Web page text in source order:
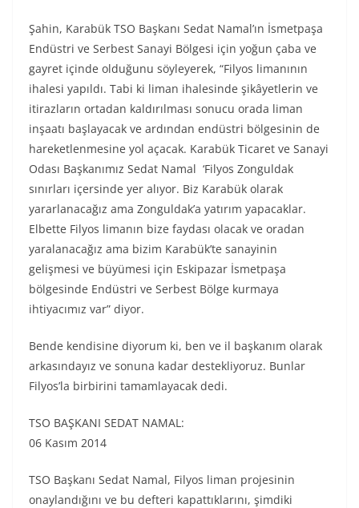
Şahin, Karabük TSO Başkanı Sedat Namal’ın İsmetpaşa
Endüstri ve Serbest Sanayi Bölgesi için yoğun çaba ve
gayret içinde olduğunu söyleyerek, “Filyos limanının
ihalesi yapıldı. Tabi ki liman ihalesinde şikâyetlerin ve
itirazların ortadan kaldırılması sonucu orada liman
inşaatı başlayacak ve ardından endüstri bölgesinin de
hareketlenmesine yol açacak. Karabük Ticaret ve Sanayi
Odası Başkanımız Sedat Namal ‘Filyos Zonguldak
sınırları içersinde yer alıyor. Biz Karabük olarak
yararlanacağız ama Zonguldak’a yatırım yapacaklar.
Elbette Filyos limanın bize faydası olacak ve oradan
yaralanacağız ama bizim Karabük’te sanayinin
gelişmesi ve büyümesi için Eskipazar İsmetpaşa
bölgesinde Endüstri ve Serbest Bölge kurmaya
ihtiyacımız var” diyor.
Bende kendisine diyorum ki, ben ve il başkanım olarak
arkasındayız ve sonuna kadar destekliyoruz. Bunlar
Filyos’la birbirini tamamlayacak dedi.
TSO BAŞKANI SEDAT NAMAL:
06 Kasım 2014
TSO Başkanı Sedat Namal, Filyos liman projesinin
onaylandığını ve bu defteri kapattıklarını, şimdiki